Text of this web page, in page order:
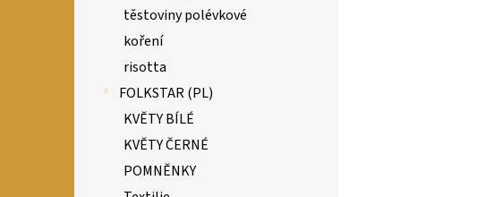
těstoviny polévkové
koření
risotta
FOLKSTAR (PL)
KVĚTY BÍLÉ
KVĚTY ČERNÉ
POMNĚNKY